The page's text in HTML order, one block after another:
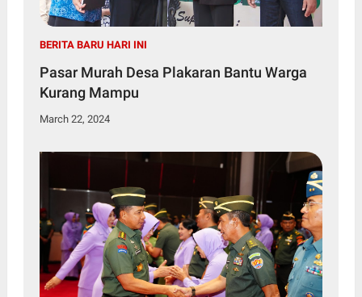
BERITA BARU HARI INI
Pasar Murah Desa Plakaran Bantu Warga
Kurang Mampu
March 22, 2024